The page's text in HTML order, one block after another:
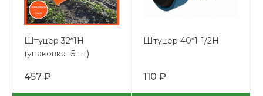
Штуцер 32*1Н
(упаковка -5шт)
457 ₽
Штуцер 40*1-1/2Н
110 ₽